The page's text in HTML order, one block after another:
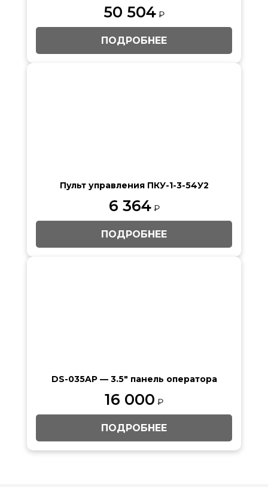
50 504 ₽
ПОДРОБНЕЕ
Пульт управления ПКУ-1-3-54У2
6 364₽
ПОДРОБНЕЕ
DS-035AP — 3.5″ панель оператора
16 000 ₽
ПОДРОБНЕЕ